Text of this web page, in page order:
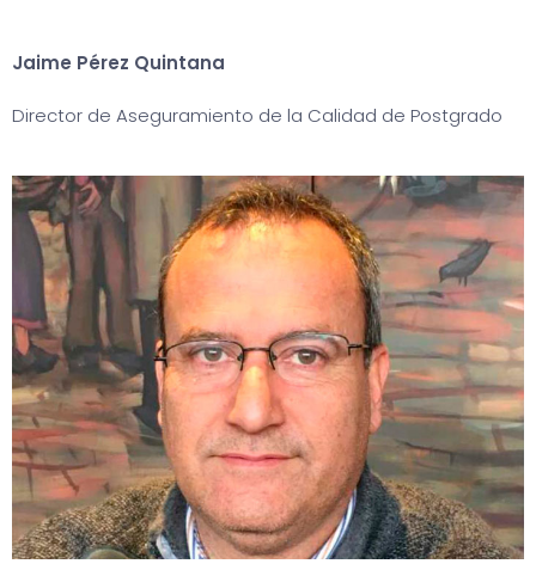
Jaime Pérez Quintana
Director de Aseguramiento de la Calidad de Postgrado